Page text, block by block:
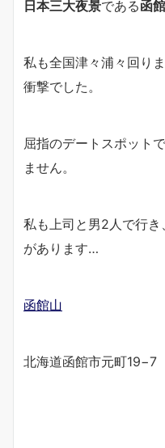
日本三大夜景である函
私も全国津々浦々回り
衝撃でした。
屈指のデートスポット
ません。
私も上司と男2人で行
があります…
函館山
北海道函館市元町19−7